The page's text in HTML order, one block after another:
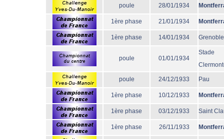
poule 28/01/1934
1ère phase 21/01/1934
1ère phase 14/01/1934 Grenoble
poule 01/01/1934
Stade
poule 24/12/1933 Pau
1ère phase 10/12/1933
1ère phase 03/12/1933 Saint
1ère phase 26/11/1933